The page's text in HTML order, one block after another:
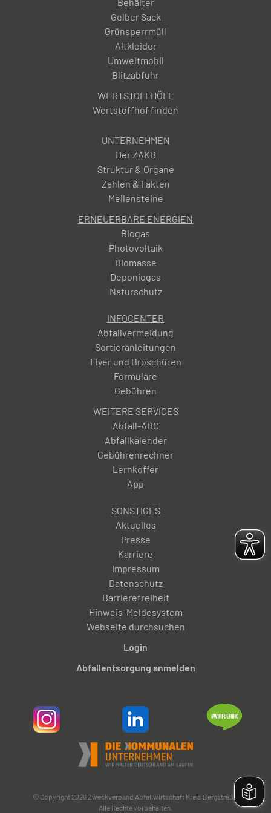
Ausbauen der elektronischen Gegenstände
zu groß, können auch Teile des Möbelstücks –
zum Beispiel eine Rückwand mit Leuchten –
separat über den Elektroschrott und der
Rest als Sperrmüll entsorgt werden.
Gelber Sack
Grünsperrmüll
Altkleider
Umweltmobil
Blitzabfuhr
WERTSTOFFHÖFE
Wertstoffhof finden
UNTERNEHMEN
Der ZAKB
Struktur & Organe
Zahlen & Fakten
Meilensteine
ERNEUERBARE ENERGIEN
Biogas
Photovoltaik
Biomasse
Deponiegas
Naturschutz
INFOCENTER
Abfallvermeidung
Sortieranleitungen
Flyer und Broschüren
Formulare
Gebühren
WEITERE SERVICES
Abfall-ABC
Abfallkalender
Gebührenrechner
Lernkoffer
App
SONSTIGES
Aktuelles
Presse
Karriere
Impressum
Datenschutz
Barrierefreiheit
Hinweis-Meldesystem
Webseite durchsuchen
Login
Abfallentsorgung anmelden
© Copyright 2026 Zweckverband Abfallwirtschaft Kreis Bergstraße.
Alle Rechte vorbehalten.